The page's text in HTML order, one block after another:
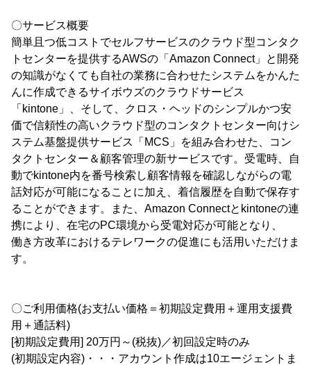
〇サービス概要
簡単且つ低コストでセルフサービスのクラウド型コンタク
トセンターを提供するAWSの「Amazon Connect」と開発
の知識がなくても自社の業務に合わせたシステムをかんた
んに作成できるサイボウズのクラウドサービス
「kintone」、そして、クロス・ヘッドのシンプルかつ安
価で信頼性の高いクラウド型のコンタクトセンター向けシ
ステム基盤提供サービス「MCS」を組み合わせた、コン
タクトセンター＆顧客管理の新サービスです。受電時、自
動でkintone内を番号検索し顧客情報を確認しながらの電
話対応が可能になることに加え、着信履歴を自動で保存す
ることができます。また、Amazon Connectとkintoneの連
携により、在宅のPC環境から受電対応が可能となり、
働き方改革におけるテレワークの促進にも活用いただけま
す。
〇ご利用価格(お支払い価格＝初期設定費用＋運用支援費
用＋通話料)
[初期設定費用] 20万円～(税抜)／初回設定時のみ
(初期設定内容)・・・アカウント作成は10エージェントま